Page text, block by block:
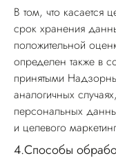
В том, что касается
срок хранения
положительной
определен также в
принятыми
аналогичных
персональных
и целевого
4.Способы